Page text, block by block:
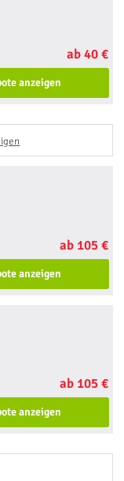
ab 40 €
anzeigen
ab 105 €
anzeigen
ab 105 €
anzeigen